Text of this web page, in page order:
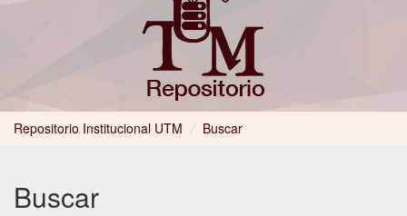
Repositorio Institucional UTM / Buscar
Buscar